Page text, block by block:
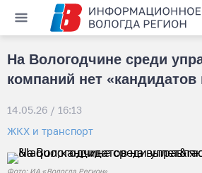
На Вологодчине среди
компаний нет
14.05.26 / 16:13
ЖКХ и транспорт
Фото: ИА «Вологда Регион»